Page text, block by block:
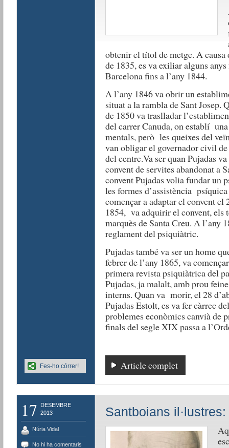
obtenir el títol de metge. A
de 1835, es va exiliar alguns
Barcelona fins a l’any 1844.
A l’any 1846 va obrir un
situat a la rambla de Sant Josep.
de 1850 va traslladar
del carrer Canuda, on establí
mentals, però les queixes del
van obligar el governador civil
del centre.Va ser quan Pujadas
convent de servites abandonat a
convent Pujadas volia fundar un
les formes d’assistència
començar a adaptar el convent
1854, va adquirir el convent, els
marquès de Santa Creu. A l’any
reglament del psiquiàtric.
Pujadas també va ser un home
febrer de l’any 1865, va
primera revista psiquiàtrica del
Pujadas, ja malalt, amb prou
interns. Quan va morir, el 28
Pujadas Estolt, es va fer càrrec
problemes econòmics canvià de
finals del segle XIX passa a
Article complet
Fes-ho córrer!
17
DESEMBRE
2013
Núria Vidal
No hi ha comentaris
Santboians